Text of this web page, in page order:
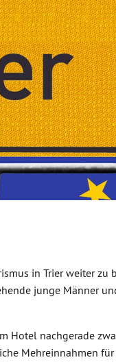
in Trier weiter zu
junge Männer
Hotel nachgerade
Mehreinnahmen